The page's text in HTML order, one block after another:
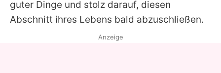
guter Dinge und stolz darauf, diesen
Abschnitt ihres Lebens bald abzuschließen.
Anzeige